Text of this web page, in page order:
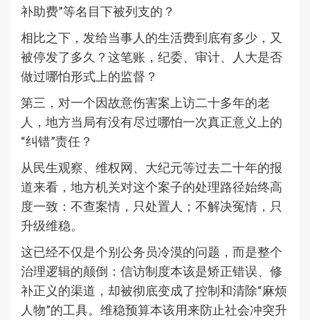
补助费”等名目下被列支的？
相比之下，发给当事人的生活费到底有多少，又
被停发了多久？这笔账，纪委、审计、人大是否
做过哪怕形式上的监督？
第三，对一个因故意伤害案上访二十多年的老
人，地方当局有没有尽过哪怕一次真正意义上的
“纠错”责任？
从民生观察、维权网、大纪元等过去二十年的报
道来看，地方机关对这个案子的处理路径始终高
度一致：不查案情，只处置人；不解决冤情，只
升级维稳。
这已经不仅是个别公务员冷漠的问题，而是整个
治理逻辑的颠倒：信访制度本该是矫正错误、修
补正义的渠道，却被彻底变成了控制和清除“麻烦
人物”的工具。维稳预算本该用来防止社会冲突升